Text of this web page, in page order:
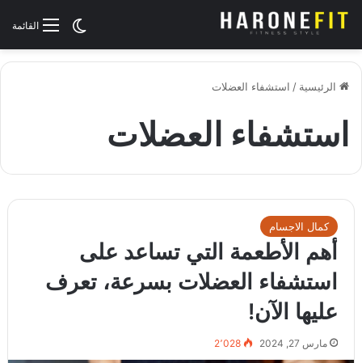
القائمةالوضع
الرئيسية / استشفاء العضلات
استشفاء العضلات
كمال الاجسام
أهم الأطعمة التي تساعد على
استشفاء العضلات بسرعة، تعرف
عليها الآن!
مارس 27, 2024 2٬028